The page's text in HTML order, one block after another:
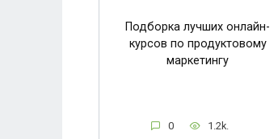
Подборка лучших онлайн-
курсов по продуктовому
маркетингу
0 1.2k.